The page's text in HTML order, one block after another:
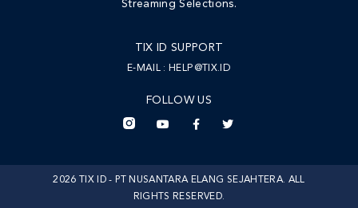
Streaming Selections.
TIX ID SUPPORT
E-MAIL : HELP@TIX.ID
FOLLOW US
2026 TIX ID - PT NUSANTARA ELANG SEJAHTERA. ALL
RIGHTS RESERVED.